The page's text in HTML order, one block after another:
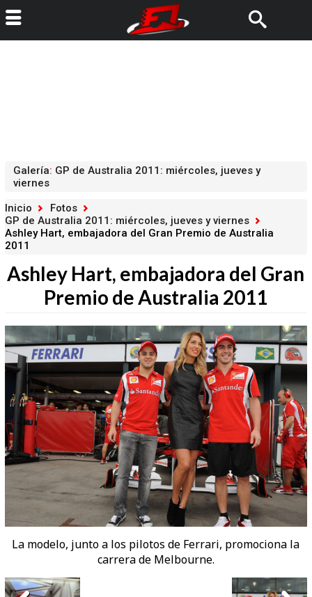
Galería: GP de Australia 2011: miércoles, jueves y
viernes
Inicio
Fotos
GP de Australia 2011: miércoles, jueves y viernes
Ashley Hart, embajadora del Gran Premio de Australia
2011
Ashley Hart, embajadora del Gran
Premio de Australia 2011
La modelo, junto a los pilotos de Ferrari, promociona la
carrera de Melbourne.